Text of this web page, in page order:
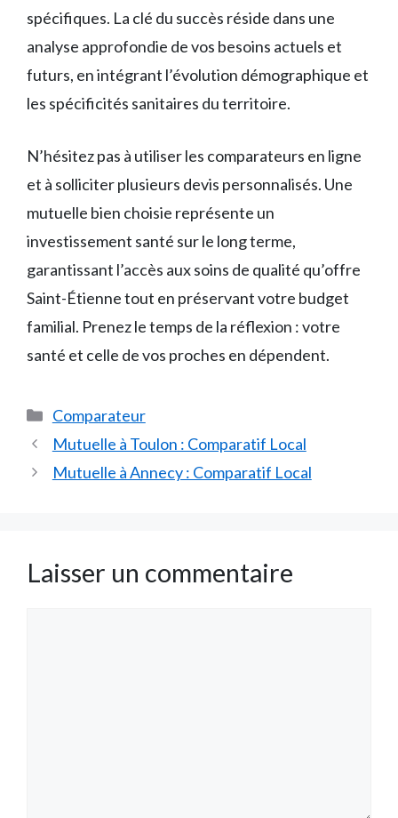
spécifiques. La clé du succès réside dans une
analyse approfondie de vos besoins actuels et
futurs, en intégrant l’évolution démographique et
les spécificités sanitaires du territoire.
N’hésitez pas à utiliser les comparateurs en ligne
et à solliciter plusieurs devis personnalisés. Une
mutuelle bien choisie représente un
investissement santé sur le long terme,
garantissant l’accès aux soins de qualité qu’offre
Saint-Étienne tout en préservant votre budget
familial. Prenez le temps de la réflexion : votre
santé et celle de vos proches en dépendent.
Catégories
Comparateur
Mutuelle à Toulon : Comparatif Local
Mutuelle à Annecy : Comparatif Local
Laisser un commentaire